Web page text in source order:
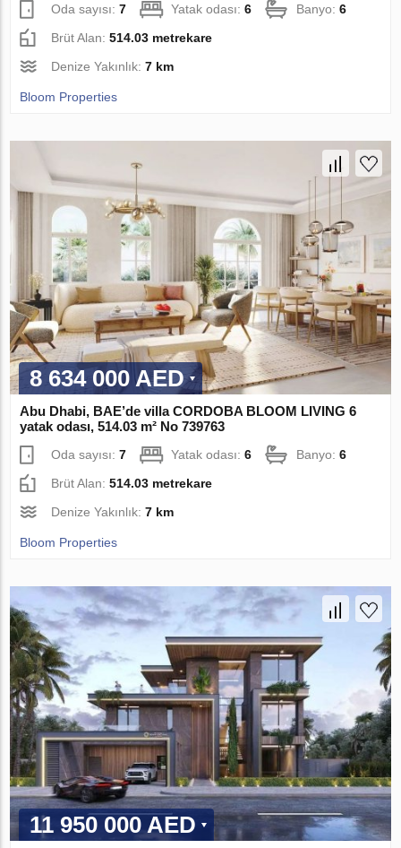
Oda sayısı:7 Yatak odası:6 Banyo:6
Brüt Alan:514.03 metrekare
Denize Yakınlık:7 km
Bloom Properties
8 634 000 AED
Abu Dhabi, BAE’de villa CORDOBA BLOOM LIVING 6
yatak odası, 514.03 m² No 739763
Oda sayısı:7 Yatak odası:6 Banyo:6
Brüt Alan:514.03 metrekare
Denize Yakınlık:7 km
Bloom Properties
11 950 000 AED